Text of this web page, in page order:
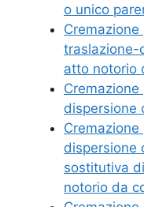
o unico
traslazione-
atto notorio
dispersione
dispersione
sostitutiva
notorio da